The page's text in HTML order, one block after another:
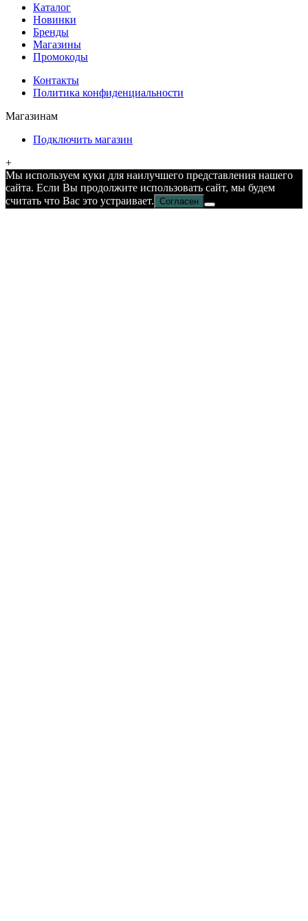
Каталог
Новинки
Бренды
Магазины
Промокоды
Контакты
Политика конфиденциальности
Магазинам
Подключить магазин
+
Мы используем куки для наилучшего представления нашего
сайта. Если Вы продолжите использовать сайт, мы будем
считать что Вас это устраивает. Согласен